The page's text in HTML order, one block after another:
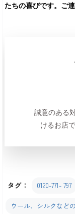
たちの喜びです。ご
誠意のある
けるお店
タグ： 0120-771- 797
ウール、シルクなど